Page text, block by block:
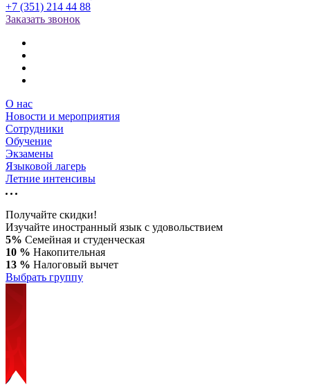
+7 (351) 214 44 88
Заказать звонок
О нас
Новости и мероприятия
Сотрудники
Обучение
Экзамены
Языковой лагерь
Летние интенсивы
Получайте скидки!
Изучайте иностранный язык с удовольствием
5% Семейная и студенческая
10 % Накопительная
13 % Налоговый вычет
Выбрать группу